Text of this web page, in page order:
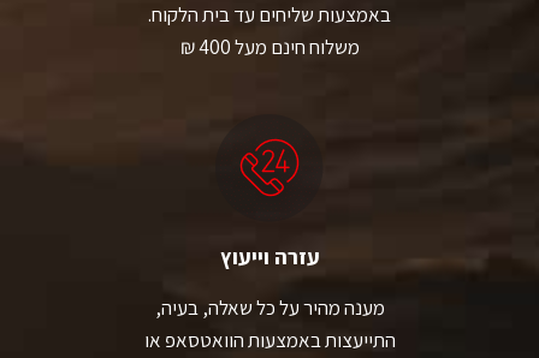
באמצעות שליחים עד בית הלקוח.
משלוח חינם מעל 400 ₪
עזרה וייעוץ
מענה מהיר על כל שאלה, בעיה,
התייעצות באמצעות הוואטסאפ או